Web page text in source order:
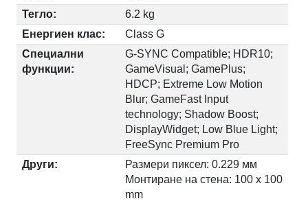
Тегло:
6.2 kg
Енергиен клас:
Class G
Специални
функции:
G-SYNC Compatible; HDR10;
GameVisual; GamePlus;
HDCP; Extreme Low Motion
Blur; GameFast Input
technology; Shadow Boost;
DisplayWidget; Low Blue Light;
FreeSync Premium Pro
Други:
Размери пиксел: 0.229 мм
Монтиране на стена: 100 x 100
mm